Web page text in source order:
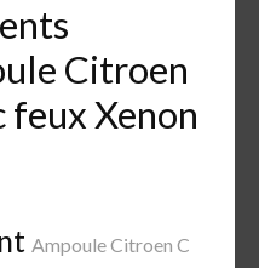
Citroen
feux Xenon
Ampoule Citroen C